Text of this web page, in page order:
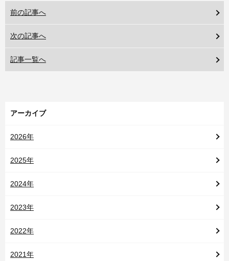
前の記事へ
次の記事へ
記事一覧へ
アーカイブ
2026年
2025年
2024年
2023年
2022年
2021年